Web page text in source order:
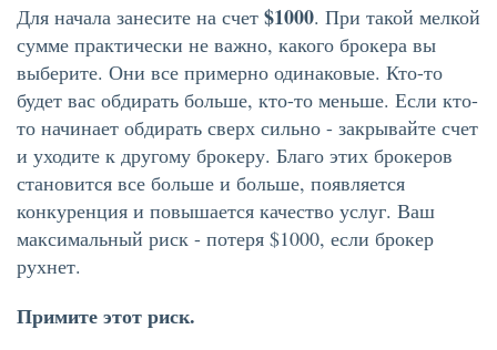
Для начала занесите на счет $1000. При такой мелкой
сумме практически не важно, какого брокера вы
выберите. Они все примерно одинаковые. Кто-то
будет вас обдирать больше, кто-то меньше. Если кто-
то начинает обдирать сверх сильно - закрывайте счет
и уходите к другому брокеру. Благо этих брокеров
становится все больше и больше, появляется
конкуренция и повышается качество услуг. Ваш
максимальный риск - потеря $1000, если брокер
рухнет.
Примите этот риск.